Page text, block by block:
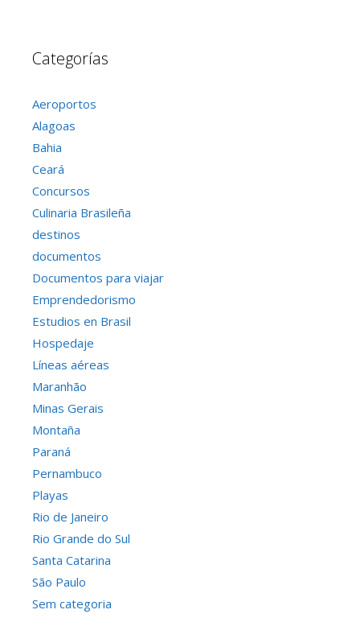
Categorías
Aeroportos
Alagoas
Bahia
Ceará
Concursos
Culinaria Brasileña
destinos
documentos
Documentos para viajar
Emprendedorismo
Estudios en Brasil
Hospedaje
Líneas aéreas
Maranhão
Minas Gerais
Montaña
Paraná
Pernambuco
Playas
Rio de Janeiro
Rio Grande do Sul
Santa Catarina
São Paulo
Sem categoria